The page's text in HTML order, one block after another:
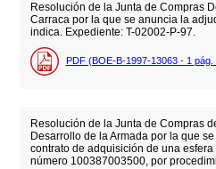
Resolución de la Junta de Compras
Carraca por la que se anuncia la
indica. Expediente: T-02002-P-97.
PDF (BOE-B-1997-13063 - 1 pág.
Resolución de la Junta de Compras
Desarrollo de la Armada por la que
contrato de adquisición de una
número 100387003500, por